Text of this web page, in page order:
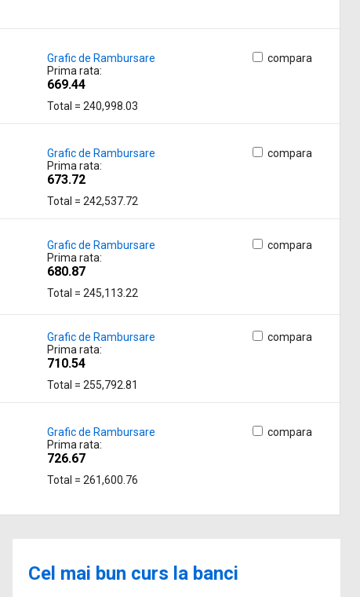
Grafic de Rambursare
Prima rata:
669.44
Total = 240,998.03
compara
Grafic de Rambursare
Prima rata:
673.72
Total = 242,537.72
compara
Grafic de Rambursare
Prima rata:
680.87
Total = 245,113.22
compara
Grafic de Rambursare
Prima rata:
710.54
Total = 255,792.81
compara
Grafic de Rambursare
Prima rata:
726.67
Total = 261,600.76
compara
Cel mai bun curs la banci